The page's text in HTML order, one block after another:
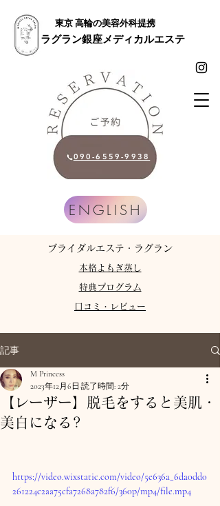
東京 高輪の美容外科提携
ラグラン銀座メディカルエステ
090-6559-9938
ENGLISH
​ブライダルエステ・ラグラン
​口コミ・レビュー
​本格よもぎ蒸し
特典プログラム
記事
【レーザー】脱毛をすると美肌・
美白になる?
M Princess
2023年12月6日 読了時間: 2分
https://video.wixstatic.com/video/5e636a_6da0dd0
261224c2aa75cfa7268a782f6/360p/mp4/file.mp4